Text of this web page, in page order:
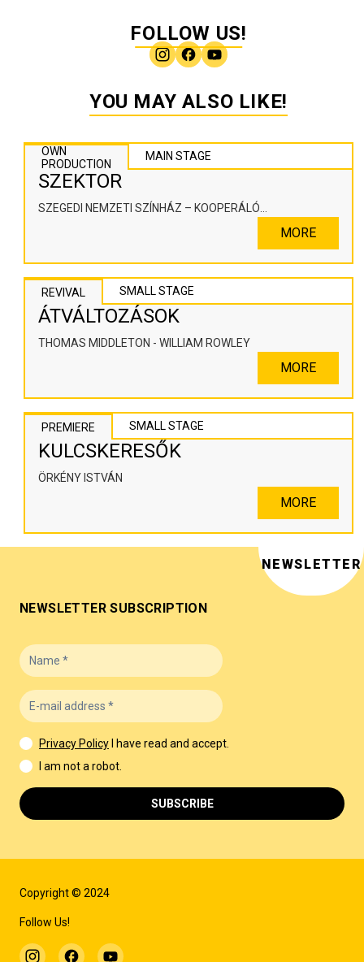
FOLLOW US!
YOU MAY ALSO LIKE!
OWN
PRODUCTION
MAIN STAGE
SZEKTOR
SZEGEDI NEMZETI SZÍNHÁZ – KOOPERÁLÓ
MORE
REVIVAL SMALL STAGE
ÁTVÁLTOZÁSOK
THOMAS MIDDLETON - WILLIAM ROWLEY
MORE
PREMIERE SMALL STAGE
KULCSKERESŐK
ÖRKÉNY ISTVÁN
MORE
Copyright © 2024
Follow Us!
NEWSLETTER
NEWSLETTER SUBSCRIPTION
Privacy Policy
I have read and accept.
I am not a robot.
SUBSCRIBE